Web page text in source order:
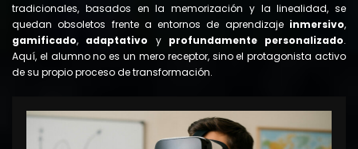
tradicionales, basados en la memorización y la linealidad, se
quedan obsoletos frente a entornos de aprendizaje inmersivo,
gamificado, adaptativo y profundamente personalizado.
Aquí, el alumno no es un mero receptor, sino el protagonista activo
de su propio proceso de transformación.